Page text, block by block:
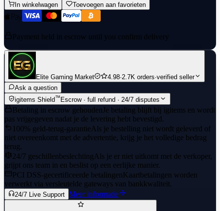
In winkelwagen
Toevoegen aan favorieten
Payment held in escrow until you confirm delivery
Elite Gaming Market 4.98·2.7K orders·verified seller
Ask a question
igitems Shield™ Escrow · full refund · 24/7 disputes
Betaling in escrow gehouden Je betaling blijft bij igitems en wordt
pas vrijgegeven nadat je de levering hebt bevestigd.
100% geld-terug-garantieAls je bestelling niet wordt geleverd of
niet overeenkomt met de advertentie, krijg je het volledige bedrag
terug.
24/7 geschillenbeslechtingAls je er niet uitkomt met de verkoper,
grijpt ons team in en beslist op een eerlijke manier.
PCI DSS-gecertificeerde betalingenKaartbetalingen worden
verwerkt via versleutelde gateways van bankkwaliteit.
24/7 Live Support Meer informatie